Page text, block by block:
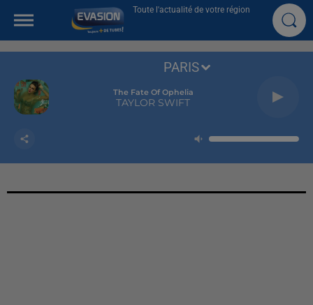
Toute l'actualité de votre région
The Fate Of Ophelia
TAYLOR SWIFT
PARIS